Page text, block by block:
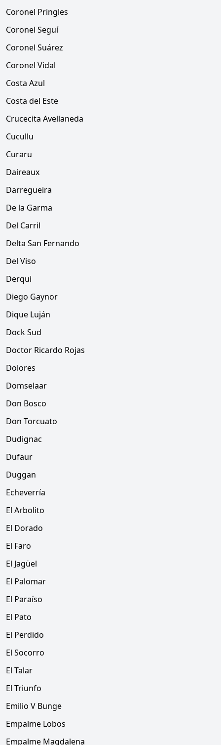
Coronel Pringles
Coronel Seguí
Coronel Suárez
Coronel Vidal
Costa Azul
Costa del Este
Crucecita Avellaneda
Cucullu
Curaru
Daireaux
Darregueira
De la Garma
Del Carril
Delta San Fernando
Del Viso
Derqui
Diego Gaynor
Dique Luján
Dock Sud
Doctor Ricardo Rojas
Dolores
Domselaar
Don Bosco
Don Torcuato
Dudignac
Dufaur
Duggan
Echeverría
El Arbolito
El Dorado
El Faro
El Jagüel
El Palomar
El Paraíso
El Pato
El Perdido
El Socorro
El Talar
El Triunfo
Emilio V Bunge
Empalme Lobos
Empalme Magdalena